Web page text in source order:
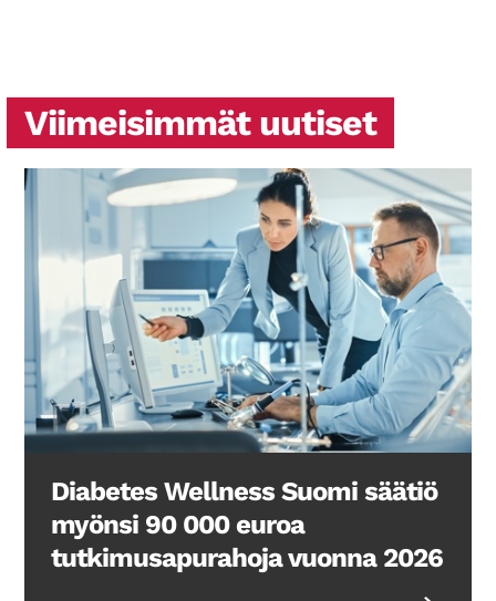
Viimeisimmät uutiset
Diabetes Wellness Suomi säätiö
myönsi 90 000 euroa
tutkimusapurahoja vuonna 2026